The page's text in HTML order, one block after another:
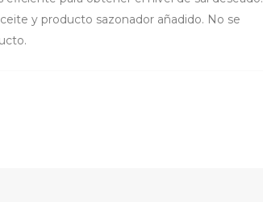
y producto sazonador añadido. No se